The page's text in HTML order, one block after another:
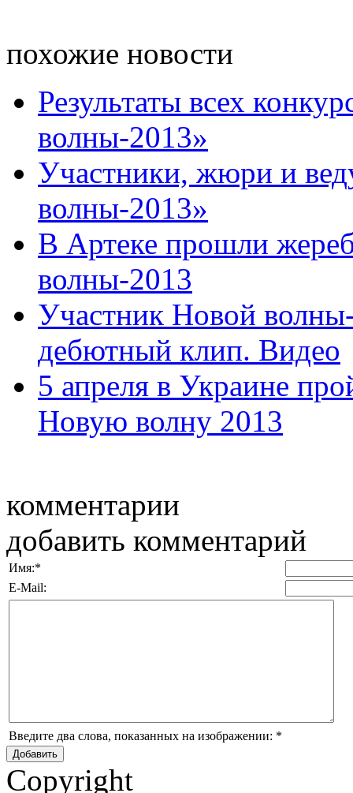
похожие новости
Результаты всех
волны-2013»
Участники, жюри и
волны-2013»
В Артеке прошли
волны-2013
Участник Новой
дебютный клип. Видео
5 апреля в Украине
Новую волну 2013
комментарии
добавить комментарий
Имя:*
E-Mail:
Введите два слова, показанных на изображении: *
Copyright